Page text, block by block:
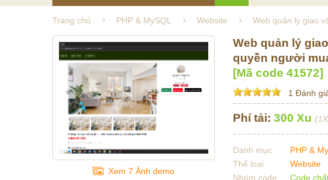
Trang chủ PHP & MySQL Website Web quản lý giao
Xem 7 Ảnh demo
Web quản lý
quyền người
[Mã code 41572]
1 Đánh
Phí tải: 300 Xu
Danh mục
PHP &
Thể loại
Website
Nhóm code
Code